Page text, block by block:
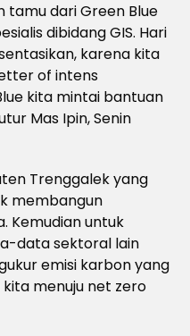
tamu dari Green Blue
dibidang GIS. Hari
karena kita
of intens
kita mintai bantuan
Mas Ipin, Senin
Trenggalek yang
membangun
Kemudian untuk
data sektoral lain
emisi karbon yang
menuju net zero